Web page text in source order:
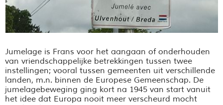
Jumelage is Frans voor het aangaan of onderhouden
van vriendschappelijke betrekkingen tussen twee
instellingen; vooral tussen gemeenten uit verschillende
landen, m.n. binnen de Europese Gemeenschap. De
jumelagebeweging ging kort na 1945 van start vanuit
het idee dat Europa nooit meer verscheurd mocht